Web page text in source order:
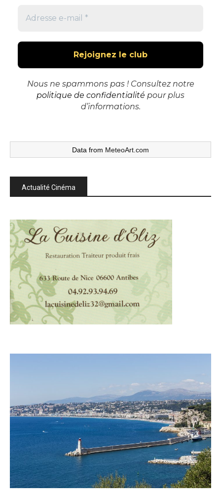
Nous ne spammons pas ! Consultez notre
politique de confidentialité pour plus
d’informations.
Data from MeteoArt.com
Actualité Cinéma